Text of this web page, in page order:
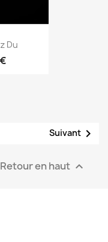
Du
Suivant 
Retour en haut 